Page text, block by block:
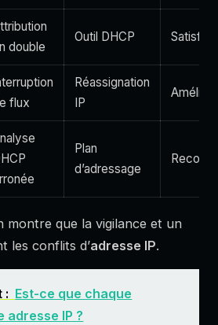
double
Outil DHCP
flux
Réassignation
IP
Amélioré
Plan
d’adressage
montre que la vigilance et un
les conflits d’adresse IP.
: Est-ce que chaque
adresse IP ?